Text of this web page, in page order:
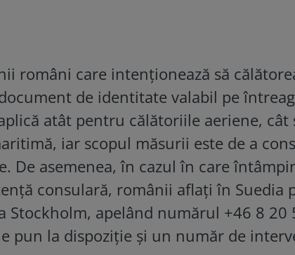
români care intenționează să
de identitate valabil pe
atât pentru călătoriile aeriene, cât
iar scopul măsurii este de a
De asemenea, în cazul în care
consulară, românii aflați în Suedia
Stockholm, apelând numărul +46 8 20
pun la dispoziție și un număr de